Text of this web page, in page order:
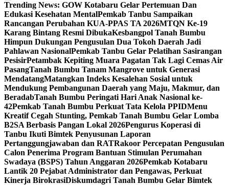
Trending News: GOW Kotabaru Gelar Pertemuan Dan
Edukasi Kesehatan MentalPemkab Tanbu Sampaikan
Rancangan Perubahan KUA-PPAS TA 2026MTQN Ke-19
Karang Bintang Resmi DibukaKesbangpol Tanah Bumbu
Himpun Dukungan Pengusulan Dua Tokoh Daerah Jadi
Pahlawan NasionalPemkab Tanbu Gelar Pelatihan Sasirangan
PesisirPetambak Kepiting Muara Pagatan Tak Lagi Cemas Air
PasangTanah Bumbu Tanam Mangrove untuk Generasi
MendatangMatangkan Indeks Kesalehan Sosial untuk
Mendukung Pembangunan Daerah yang Maju, Makmur, dan
BeradabTanah Bumbu Peringati Hari Anak Nasional ke-
42Pemkab Tanah Bumbu Perkuat Tata Kelola PPIDMenu
Kreatif Cegah Stunting, Pemkab Tanah Bumbu Gelar Lomba
B2SA Berbasis Pangan Lokal 2026Pengurus Koperasi di
Tanbu Ikuti Bimtek Penyusunan Laporan
Pertanggungjawaban dan RATRakoor Percepatan Pengusulan
Calon Penerima Program Bantuan Stimulan Perumahan
Swadaya (BSPS) Tahun Anggaran 2026Pemkab Kotabaru
Lantik 20 Pejabat Administrator dan Pengawas, Perkuat
Kinerja BirokrasiDiskumdagri Tanah Bumbu Gelar Bimtek